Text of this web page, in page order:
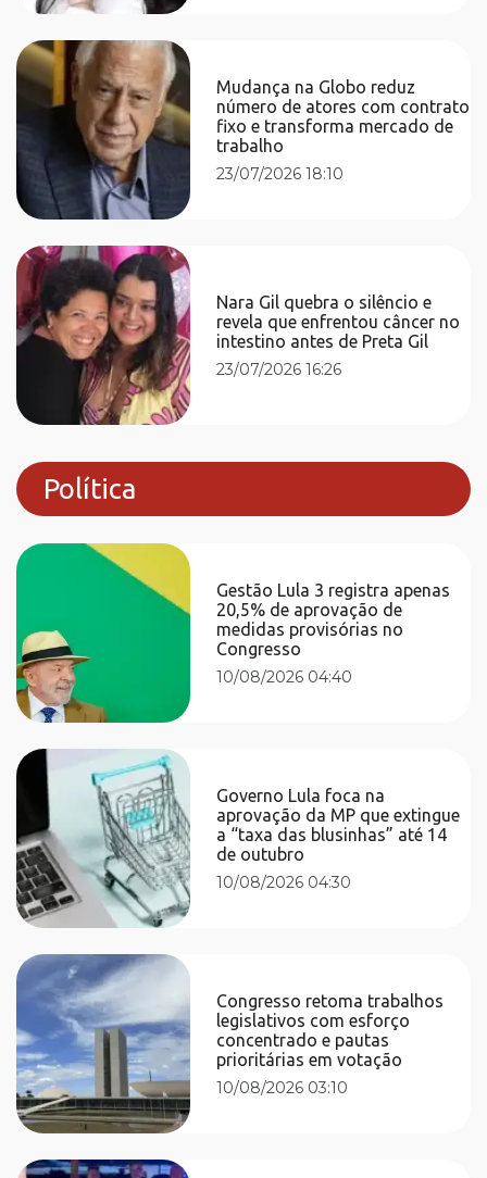
Mudança na Globo reduz
número de atores com contrato
fixo e transforma mercado de
trabalho
23/07/2026 18:10
Nara Gil quebra o silêncio e
revela que enfrentou câncer no
intestino antes de Preta Gil
23/07/2026 16:26
Política
Gestão Lula 3 registra apenas
20,5% de aprovação de
medidas provisórias no
Congresso
10/08/2026 04:40
Governo Lula foca na
aprovação da MP que extingue
a “taxa das blusinhas” até 14
de outubro
10/08/2026 04:30
Congresso retoma trabalhos
legislativos com esforço
concentrado e pautas
prioritárias em votação
10/08/2026 03:10